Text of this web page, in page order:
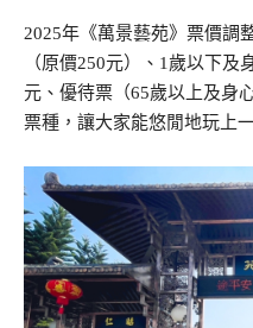
2025年《萬景藝苑》票價調
（原價250元）、1歲以下及
元、優待票（65歲以上及身
票種，讓大家能悠閒地玩上